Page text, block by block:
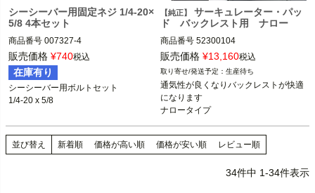
シーシーバー用固定ネジ 1/4-20×
5/8 4本セット
商品番号 007327-4
※007327x4本付属させる
販売価格 ¥740税込
在庫有り
シーシーバー用ボルトセット
1/4-20 x 5/8
【純正】
サーキュレーター・パッ
ド バックレスト用 ナロー
商品番号 52300104
Harley Davidson（ハーレー ダビッド
ソン）
販売価格 ¥13,160税込
生産待ち
通気性が良くなりバックレストが快適
になります
ナロータイプ
並び替え 新着順 価格が高い順 価格が安い順 レビュー順
34件中 1-34件表示